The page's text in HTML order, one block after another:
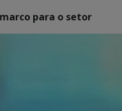
para o setor